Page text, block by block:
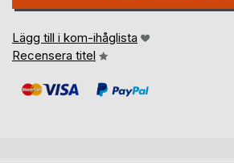
Lägg till i kom-ihåglista
Recensera titel